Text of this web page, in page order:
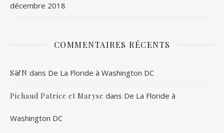
décembre 2018
COMMENTAIRES RÉCENTS
S&N dans De La Floride à Washington DC
Pichaud Patrice et Maryse dans De La Floride à
Washington DC